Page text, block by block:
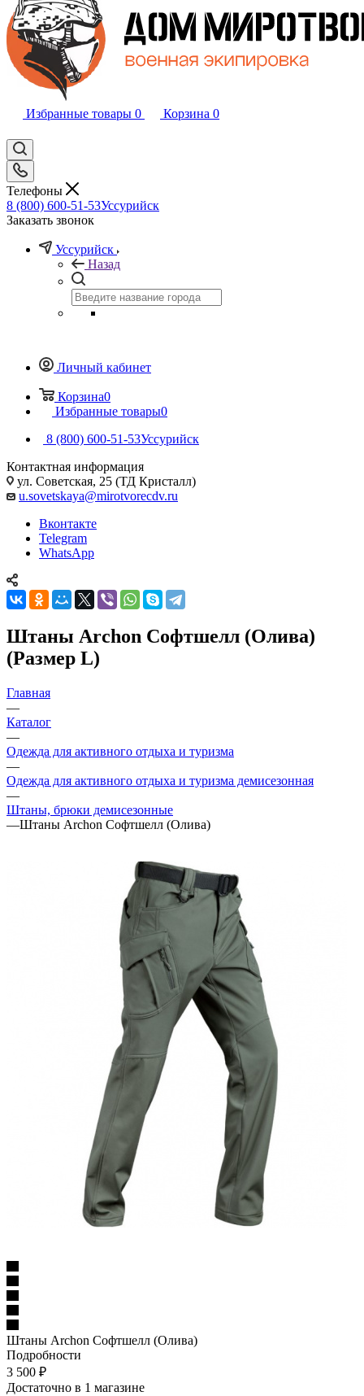
Избранные товары 0 Корзина 0
Телефоны
8 (800) 600-51-53Уссурийск
Заказать звонок
Уссурийск
Назад
Личный кабинет
Корзина0
Избранные товары0
8 (800) 600-51-53Уссурийск
Контактная информация
ул. Советская, 25 (ТД Кристалл)
u.sovetskaya@mirotvorecdv.ru
Вконтакте
Telegram
WhatsApp
Штаны Archon Софтшелл (Олива)
(Размер L)
Главная
—
Каталог
—
Одежда для активного отдыха и туризма
—
Одежда для активного отдыха и туризма демисезонная
—
Штаны, брюки демисезонные
—Штаны Archon Софтшелл (Олива)
Штаны Archon Софтшелл (Олива)
Подробности
3 500 ₽
Достаточно в 1 магазине